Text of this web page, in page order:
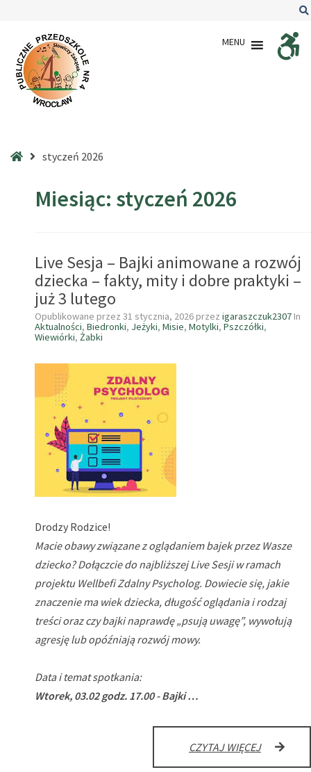
styczeń
MENU
Stronastyczeń 2026
Miesiąc: styczeń 2026
Live Sesja – Bajki animowane a rozwój
dziecka – fakty, mity i dobre praktyki –
już 3 lutego
Opublikowane przez 31 stycznia, 2026 przez igaraszczuk2307 In
Aktualności, Biedronki, Jeżyki, Misie, Motylki, Pszczółki,
Wiewiórki, Żabki
Drodzy Rodzice!
Macie obawy związane z oglądaniem bajek przez Wasze
dziecko? Dołączcie do najbliższej Live Sesji w ramach
projektu Wellbefi Zdalny Psycholog. Dowiecie się, jakie
znaczenie ma wiek dziecka, długość oglądania i rodzaj
treści oraz czy bajki naprawdę „psują uwagę”, wywołują
agresję lub opóźniają rozwój mowy.
Data i temat spotkania:
Wtorek, 03.02 godz. 17.00 - Bajki …
CZYTAJ WIĘCEJLIVE